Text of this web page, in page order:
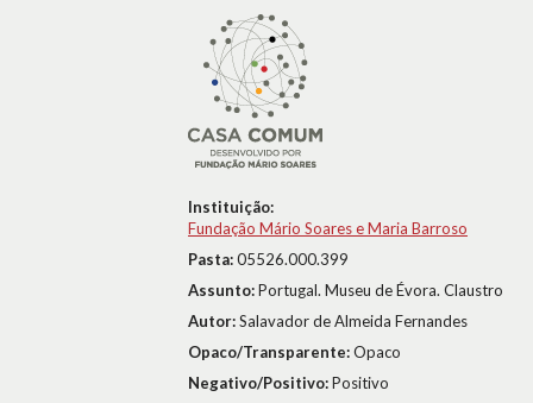
Instituição:
Fundação Mário Soares e Maria Barroso
Pasta:05526.000.399
Assunto:Portugal. Museu de Évora. Claustro
Autor:Salavador de Almeida Fernandes
Opaco/Transparente:Opaco
Negativo/Positivo:Positivo